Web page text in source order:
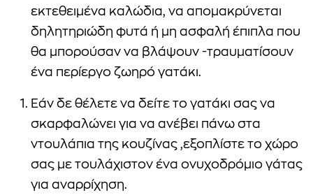
εκτεθειμένα καλώδια, να απομακρύνεται
δηλητηριώδη φυτά ή μη ασφαλή έπιπλα που
θα μπορούσαν να βλάψουν -τραυματίσουν
ένα περίεργο ζωηρό γατάκι.
Εάν δε θέλετε να δείτε το γατάκι σας να
σκαρφαλώνει για να ανέβει πάνω στα
ντουλάπια της κουζίνας ,εξοπλίστε το χώρο
σας με τουλάχιστον ένα ονυχοδρόμιο γάτας
για αναρρίχηση.